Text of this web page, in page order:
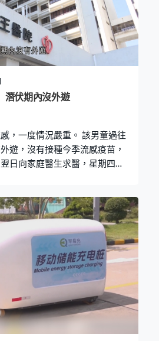
操控手術鉗。 展覽由十多個專
現代醫學和婦產科兩個部分組
百年的歷史和重大發現。展覽
次以現代醫療為主題，我們覺
道健康的重要性，如果有病要
科是嬰兒出生，即是生命的開
開幕的展品。」 位於上環的醫
場參觀成人門票2
伏期內沒外遊
，一度情況嚴重。 該男童過往
遊，沒有接種今季流感疫苗，
日向家庭醫生求醫，星期四因
正調查。